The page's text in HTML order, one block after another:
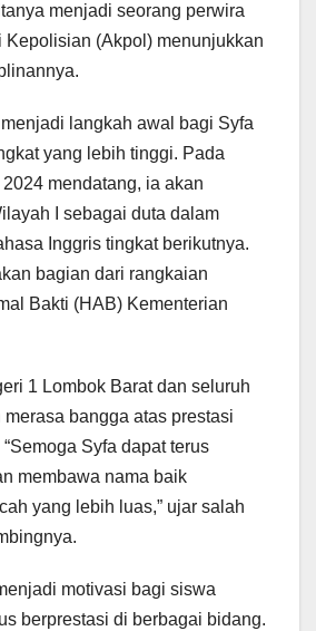
menjadi seorang perwira
Kepolisian (Akpol) menunjukkan
langkah awal bagi Syfa
yang lebih tinggi. Pada
mendatang, ia akan
I sebagai duta dalam
Inggris tingkat berikutnya.
bagian dari rangkaian
Bakti (HAB) Kementerian
1 Lombok Barat dan seluruh
bangga atas prestasi
Syfa dapat terus
membawa nama baik
yang lebih luas,” ujar salah
motivasi bagi siswa
berprestasi di berbagai bidang.